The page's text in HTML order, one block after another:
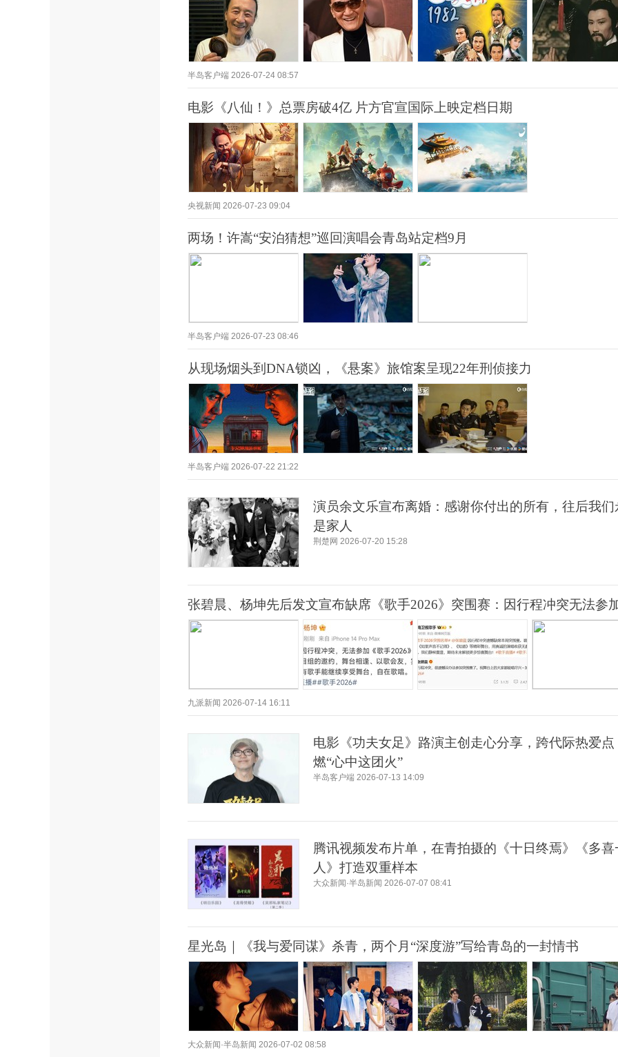
半岛客户端 2026-07-24 08:57
电影《八仙！》总票房破4亿 片方官宣国际上映定档日期
央视新闻 2026-07-23 09:04
两场！许嵩“安泊猜想”巡回演唱会青岛站定档9月
半岛客户端 2026-07-23 08:46
从现场烟头到DNA锁凶，《悬案》旅馆案呈现22年刑侦接力
半岛客户端 2026-07-22 21:22
演员余文乐宣布离婚：感谢你付出的所有，往后我们
是家人
荆楚网 2026-07-20 15:28
张碧晨、杨坤先后发文宣布缺席《歌手2026》突围赛：因行程冲突无法参
九派新闻 2026-07-14 16:11
电影《功夫女足》路演主创走心分享，跨代际热爱点
燃“心中这团火”
半岛客户端 2026-07-13 14:09
腾讯视频发布片单，在青拍摄的《十日终焉》《多喜
人》打造双重样本
大众新闻·半岛新闻 2026-07-07 08:41
星光岛｜《我与爱同谋》杀青，两个月“深度游”写给青岛的一封情书
大众新闻·半岛新闻 2026-07-02 08:58